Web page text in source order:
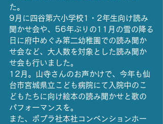
た。
9月に四谷第六小学校1・2年生向け読み
聞かせ会や、56年ぶりの11月の雪の降る
日に府中めぐみ第二幼稚園での読み聞か
せ会など、大人数を対象とした読み聞か
せ会も行いました。
12月。山寺さんのお声かけで、今年も仙
台市宮城県立こども病院にて入院中のこ
どもたちに向け絵本の読み聞かせと歌の
パフォーマンスを。
また、ポプラ社本社コンベンションホー